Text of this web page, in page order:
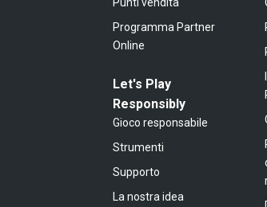
Programma Partner
Online
Let's Play
Responsibly
Gioco responsabile
Strumenti
Supporto
La nostra idea